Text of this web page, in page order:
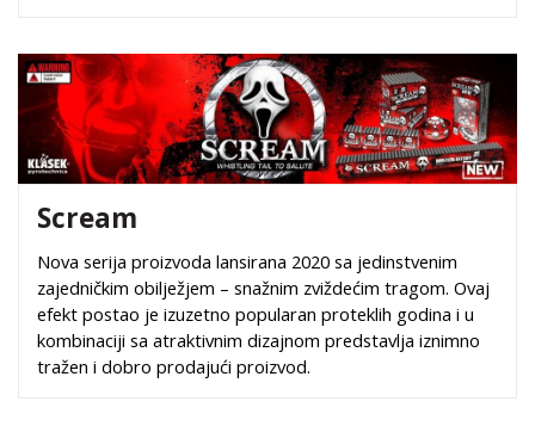
Scream
Nova serija proizvoda lansirana 2020 sa jedinstvenim
zajedničkim obilježjem – snažnim zviždećim tragom. Ovaj
efekt postao je izuzetno popularan proteklih godina i u
kombinaciji sa atraktivnim dizajnom predstavlja iznimno
tražen i dobro prodajući proizvod.